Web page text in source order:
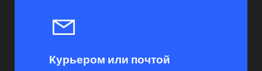
Курьером или почтой